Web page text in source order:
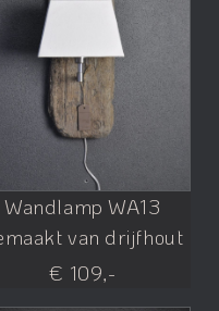
Wandlamp WA13
van drijfhout
€ 109,-